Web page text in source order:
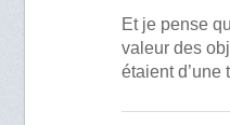
Et je pense
valeur des
étaient d’une